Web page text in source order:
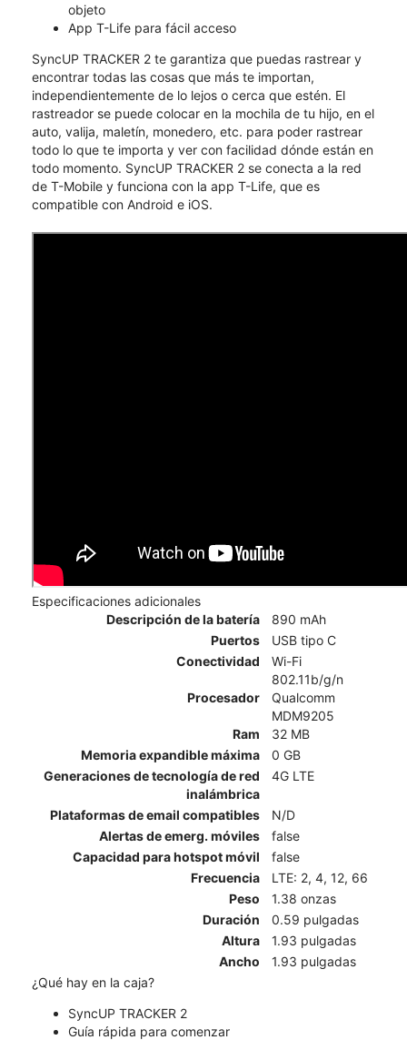
objeto
App T-Life para fácil acceso
SyncUP TRACKER 2 te garantiza que puedas rastrear y
encontrar todas las cosas que más te importan,
independientemente de lo lejos o cerca que estén. El
rastreador se puede colocar en la mochila de tu hijo, en el
auto, valija, maletín, monedero, etc. para poder rastrear
todo lo que te importa y ver con facilidad dónde están en
todo momento. SyncUP TRACKER 2 se conecta a la red
de T-Mobile y funciona con la app T-Life, que es
compatible con Android e iOS.
Especificaciones adicionales
Descripción de la batería
890 mAh
Puertos
USB tipo C
Conectividad
Wi-Fi
802.11b/g/n
Procesador
Qualcomm
MDM9205
Ram
32 MB
Memoria expandible máxima
0 GB
Generaciones de tecnología de red
inalámbrica
4G LTE
Plataformas de email compatibles
N/D
Alertas de emerg. móviles
false
Capacidad para hotspot móvil
false
Frecuencia
LTE: 2, 4, 12, 66
Peso
1.38 onzas
Duración
0.59 pulgadas
Altura
1.93 pulgadas
Ancho
1.93 pulgadas
¿Qué hay en la caja?
SyncUP TRACKER 2
Guía rápida para comenzar